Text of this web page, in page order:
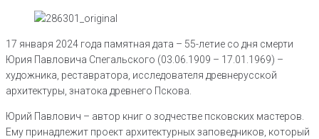
17 января 2024 года памятная дата – 55-летие со дня смерти
Юрия Павловича Спегальского (03.06.1909 – 17.01.1969) –
художника, реставратора, исследователя древнерусской
архитектуры, знатока древнего Пскова.
Юрий Павлович – автор книг о зодчестве псковских мастеров.
Ему принадлежит проект архитектурных заповедников, который